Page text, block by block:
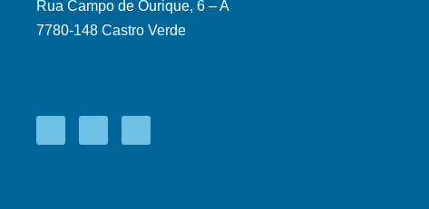
Rua Campo de Ourique, 6 – A
7780-148 Castro Verde